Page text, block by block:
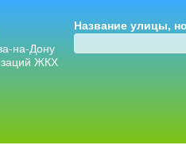
на-Дону
ЖКХ
Название улицы,